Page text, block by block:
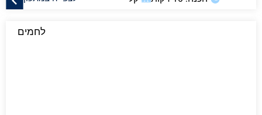
לחמים